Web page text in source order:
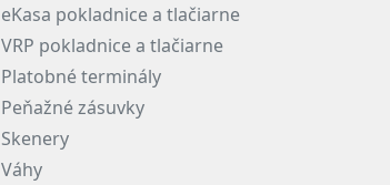
eKasa pokladnice a tlačiarne
VRP pokladnice a tlačiarne
Platobné terminály
Peňažné zásuvky
Skenery
Váhy